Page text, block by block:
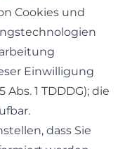
Cookies und
Einwilligung
Abs. 1 TDDDG); die
dass Sie